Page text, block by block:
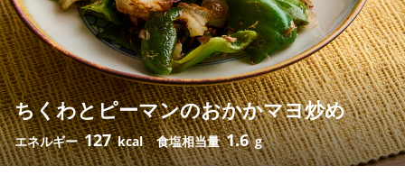
ちくわとピーマンのおかかマヨ炒め
エネルギー127 kcal 食塩相当量1.6 g